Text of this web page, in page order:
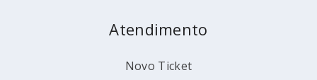
Atendimento
Novo Ticket